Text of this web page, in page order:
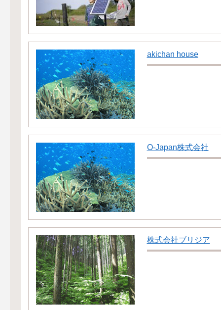
akichan house
O-Japan株式会社
株式会社ブリジア